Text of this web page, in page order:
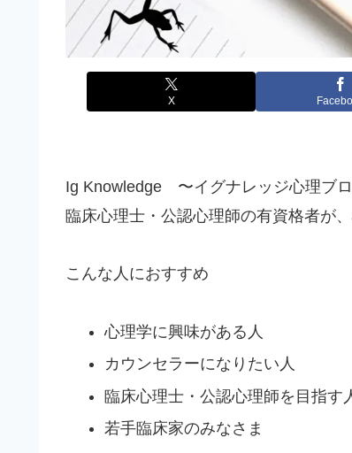
X
Ig Knowledge 〜イグナレッジ心理ブ
臨床心理士・公認心理師の有資格者が
こんな人におすすめ
心理学に興味がある人
カウンセラーになりたい人
臨床心理士・公認心理師を目指す
若手臨床家のみなさま